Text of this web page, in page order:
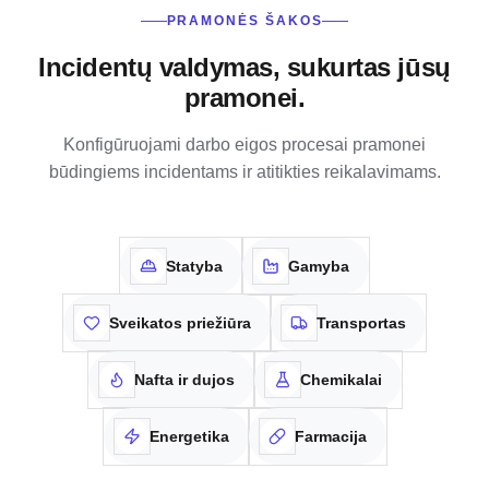
PRAMONĖS ŠAKOS
Incidentų valdymas, sukurtas jūsų
pramonei.
Konfigūruojami darbo eigos procesai pramonei
būdingiems incidentams ir atitikties reikalavimams.
Statyba Gamyba
Sveikatos priežiūra Transportas
Nafta ir dujos Chemikalai
Energetika Farmacija